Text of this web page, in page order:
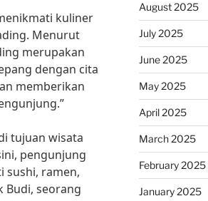
kuliner
Menurut
merupakan
dengan cita
memberikan
tujuan wisata
pengunjung
sushi, ramen,
Budi, seorang
August 2025
July 2025
June 2025
May 2025
April 2025
March 2025
February 2025
January 2025